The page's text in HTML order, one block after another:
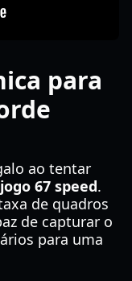
para
ao tentar
67 speed.
de quadros
de capturar o
para uma